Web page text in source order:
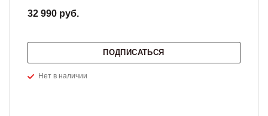
32 990 руб.
ПОДПИСАТЬСЯ
Нет в наличии